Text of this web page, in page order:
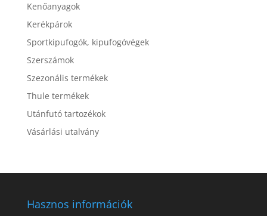
Kenőanyagok
Kerékpárok
Sportkipufogók, kipufogóvégek
Szerszámok
Szezonális termékek
Thule termékek
Utánfutó tartozékok
Vásárlási utalvány
Hasznos információk